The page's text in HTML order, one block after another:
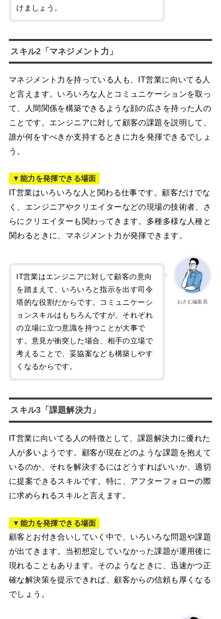
けましょう。
スキル2「マネジメント力」
マネジメント力を持っている人も、IT営業に向いてる人
と言えます。いろいろな人とコミュニケーションを取っ
て、人間関係を構築できるような顔の広さを持った人の
ことです。エンジニアに対して顧客の課題を説明して、
誰が何をすべきか支持するときに力を発揮できるでしょ
う。
▼能力を発揮できる場面
IT営業はいろいろな人と関わる仕事です。顧客だけでな
く、エンジニアやクリエイターなどの現場の技術者、さ
らにクリエイターも関わってきます。多種多様な人種と
関わるときに、マネジメント力が発揮できます。
おさむ編集員
IT営業はエンジニアに対して顧客の意向
を踏まえて、いろいろと指示を出す司令
塔的な役割だからです。コミュニケーシ
ョンスキルはもちろんですが、それぞれ
の立場に立つ意識を持つことが大事で
す。意見が衝突した場合、相手の立場で
考えることで、妥協案なども構築しやす
くなるからです。
スキル3「課題解決力」
IT営業に向いてる人の特徴として、課題解決力に優れた
人が多いようです。顧客が現在どのような課題を抱えて
いるのか、それを解決するにはどうすればいいか、適切
に提案できるスキルです。特に、アフターフォローの際
に求められるスキルと言えます。
▼能力を発揮できる場面
顧客とお付き合いしていく中で、いろいろな問題や課題
が出てきます。当初想定していなかった課題が運用後に
現れることもあります。そのようなときに、迅速かつ正
確な解決策を提示できれば、顧客からの信頼も厚くなる
でしょう。